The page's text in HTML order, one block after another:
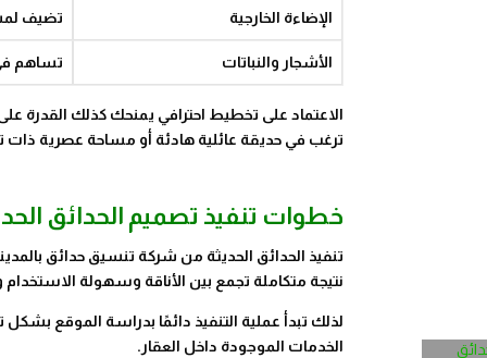
الإضاءة الخارجية تضيف
الأشجار والنباتات تساهم
الاعتماد على تخطيط احترافي يمنحك كذلك القدرة
ترغب في حديقة عائلية هادئة أو مساحة عصرية
خطوات تنفيذ تصميم الحدائق
تنفيذ الحدائق الحديثة من شركة تنسيق حدائق
نتيجة متكاملة تجمع بين الأناقة وسهولة
لذلك تبدأ عملية التنفيذ دائمًا بدراسة الموقع
الخدمات الموجودة داخل العقار.